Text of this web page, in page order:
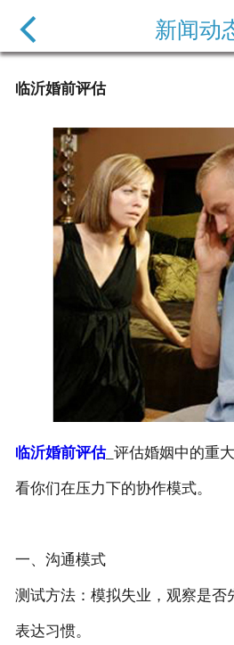
 新闻动
临沂婚前评估
临沂婚前评估_评估婚姻中的重
看你们在压力下的协作模式。
一、沟通模式
测试方法‌：模拟失业，观察是否
表达习惯。